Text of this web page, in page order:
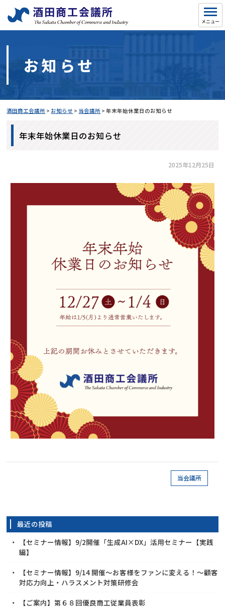
お知らせ
酒田商工会議所 > お知らせ > 当会議所 >年末年始休業日のお知らせ
年末年始休業日のお知らせ
2025年12月25日
当会議所
最近の投稿
【セミナー情報】9/2開催「生成AI×DX」活用セミナー【実践
編】
【セミナー情報】9/14 開催～お客様をファンに変える！～顧客
対応力向上・ハラスメント対策研修会
【ご案内】第６８回優良商工従業員表彰